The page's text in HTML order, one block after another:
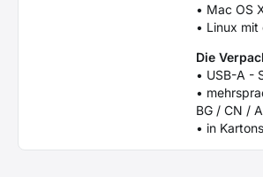
• Mac OS
• Linux mit
Die
• USB-A -
•
BG / CN /
• in